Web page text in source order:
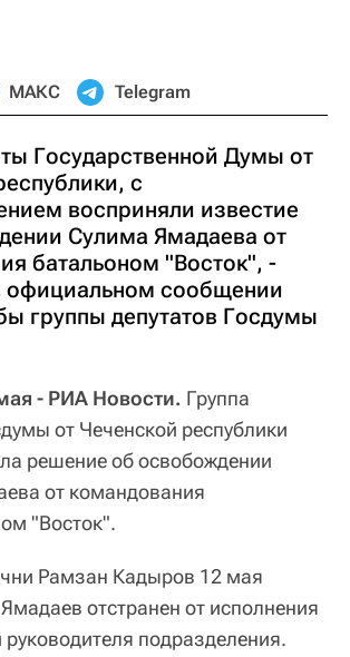
МАКС Telegram
Государственной Думы от
с
восприняли известие
Сулима Ямадаева от
батальоном "Восток", -
официальном сообщении
группы депутатов Госдумы
- РИА Новости. Группа
от Чеченской республики
решение об освобождении
от командования
"Восток".
Рамзан Кадыров 12 мая
отстранен от исполнения
подразделения.